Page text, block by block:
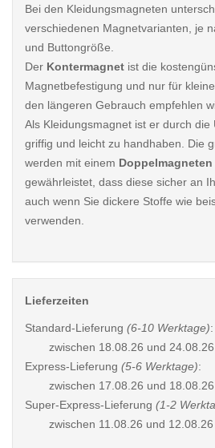
Bei den Kleidungsmagneten
verschiedenen Magnetvarianten, je
und Buttongröße.
Der Kontermagnet ist die
Magnetbefestigung und nur für
den längeren Gebrauch empfehlen
Als Kleidungsmagnet ist er durch die
griffig und leicht zu handhaben. Die
werden mit einem Doppelmagneten
gewährleistet, dass diese sicher an
auch wenn Sie dickere Stoffe wie
verwenden.
Lieferzeiten
Standard-Lieferung (6-10 Werktage):
zwischen 18.08.26 und 24.08.26
Express-Lieferung (5-6 Werktage):
zwischen 17.08.26 und 18.08.26
Super-Express-Lieferung (1-2
zwischen 11.08.26 und 12.08.26